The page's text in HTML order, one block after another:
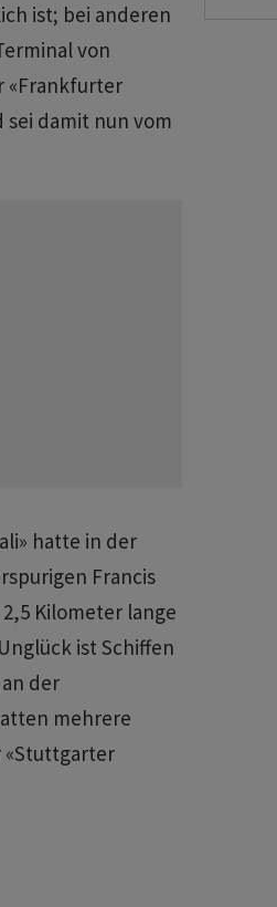
ist; bei anderen
von
«Frankfurter
damit nun vom
hatte in der
Francis
Kilometer lange
ist Schiffen
der
mehrere
«Stuttgarter